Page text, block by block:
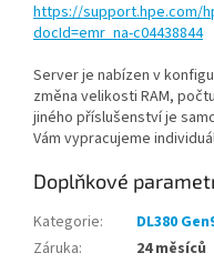
https://support.hpe.com/
docId=emr_na-c04438844
Server je nabízen v
změna velikosti RAM,
jiného příslušenství je
Vám vypracujeme
Doplňkové
Kategorie:
DL380
Záruka:
24 měsíců